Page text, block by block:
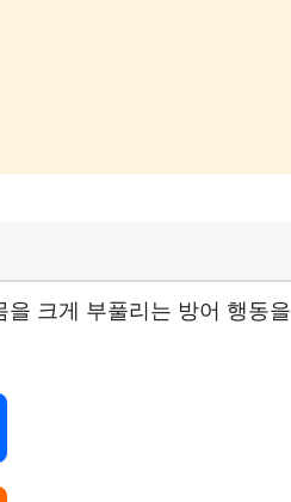
크게 부풀리는 방어 행동을